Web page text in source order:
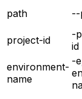
path
--
project-id
-
id
environment-
name
-